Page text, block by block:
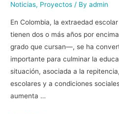
Noticias, Proyectos / Byadmin
En Colombia, la extraedad
tienen dos o más años por
grado que cursan—, se ha
importante para culminar la
situación, asociada a la
escolares y a condiciones
aumenta …